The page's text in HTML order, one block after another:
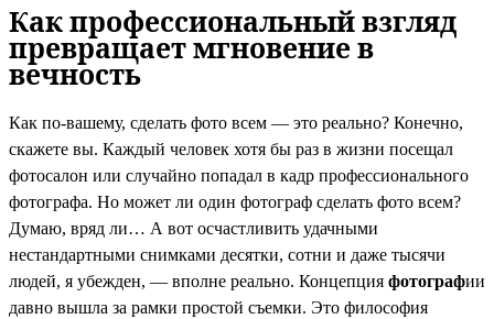
Как профессиональный взгляд
превращает мгновение в
вечность
Как по-вашему, сделать фото всем — это реально? Конечно,
скажете вы. Каждый человек хотя бы раз в жизни посещал
фотосалон или случайно попадал в кадр профессионального
фотографа. Но может ли один фотограф сделать фото всем?
Думаю, вряд ли… А вот осчастливить удачными
нестандартными снимками десятки, сотни и даже тысячи
людей, я убежден, — вполне реально. Концепция фотографии
давно вышла за рамки простой съемки. Это философия